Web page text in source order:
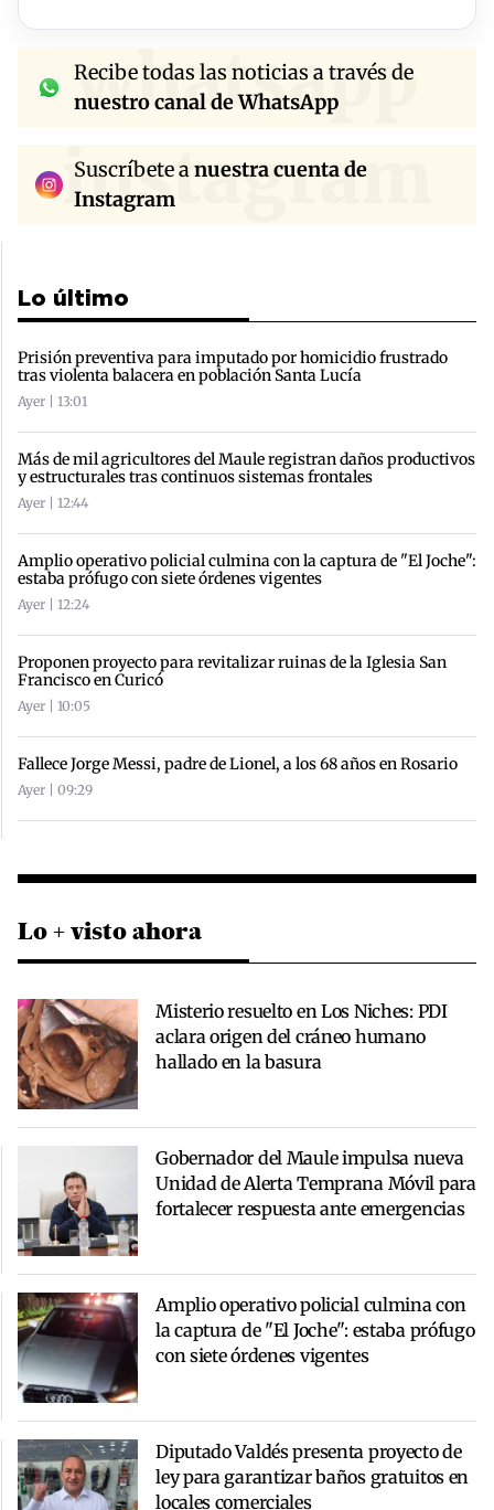
whatsapp
Recibe todas las noticias a través de
nuestro canal de WhatsApp
instagram
Suscríbete anuestra cuenta de
Instagram
Lo último
Prisión preventiva para imputado por homicidio frustrado
tras violenta balacera en población Santa Lucía
Ayer | 13:01
Más de mil agricultores del Maule registran daños productivos
y estructurales tras continuos sistemas frontales
Ayer | 12:44
Amplio operativo policial culmina con la captura de "El Joche":
estaba prófugo con siete órdenes vigentes
Ayer | 12:24
Proponen proyecto para revitalizar ruinas de la Iglesia San
Francisco en Curicó
Ayer | 10:05
Fallece Jorge Messi, padre de Lionel, a los 68 años en Rosario
Ayer | 09:29
Lo + visto ahora
Misterio resuelto en Los Niches: PDI
aclara origen del cráneo humano
hallado en la basura
Gobernador del Maule impulsa nueva
Unidad de Alerta Temprana Móvil para
fortalecer respuesta ante emergencias
Amplio operativo policial culmina con
la captura de "El Joche": estaba prófugo
con siete órdenes vigentes
Diputado Valdés presenta proyecto de
ley para garantizar baños gratuitos en
locales comerciales